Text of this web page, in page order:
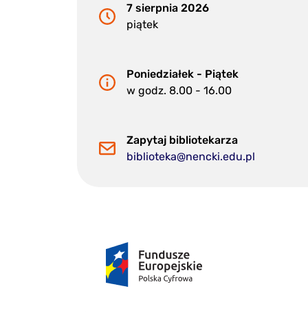
7 sierpnia 2026
piątek
Poniedziałek - Piątek
w godz. 8.00 - 16.00
Zapytaj bibliotekarza
biblioteka@nencki.edu.pl